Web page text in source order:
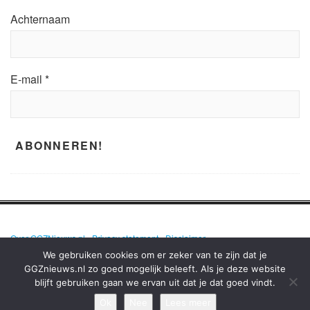
Achternaam
E-mail *
Over GGZNieuws.nl•Privacy statement•Disclaimer
GGZNIEUWS.NL – ELKE DAG HET NIEUWS OVER MENTALE GEZONDHEID
EN DE GGZ OP EEN RIJ!
We gebruiken cookies om er zeker van te zijn dat je
GGZnieuws.nl zo goed mogelijk beleeft. Als je deze website
blijft gebruiken gaan we ervan uit dat je dat goed vindt.